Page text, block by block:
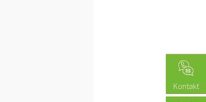
Kontakt